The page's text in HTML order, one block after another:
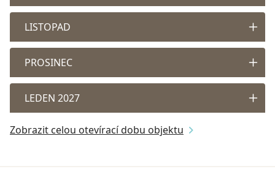
LISTOPAD
PROSINEC
LEDEN 2027
Zobrazit celou otevírací dobu objektu